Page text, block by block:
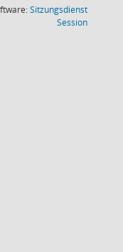
Sitzungsdienst
Session(Wird in